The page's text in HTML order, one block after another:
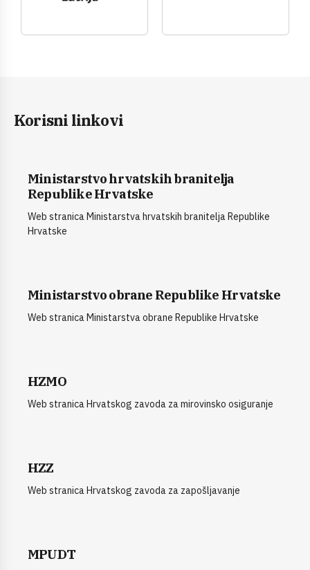
Korisni linkovi
Ministarstvo hrvatskih branitelja
Republike Hrvatske
Web stranica Ministarstva hrvatskih branitelja Republike
Hrvatske
Ministarstvo obrane Republike Hrvatske
Web stranica Ministarstva obrane Republike Hrvatske
HZMO
Web stranica Hrvatskog zavoda za mirovinsko osiguranje
HZZ
Web stranica Hrvatskog zavoda za zapošljavanje
MPUDT